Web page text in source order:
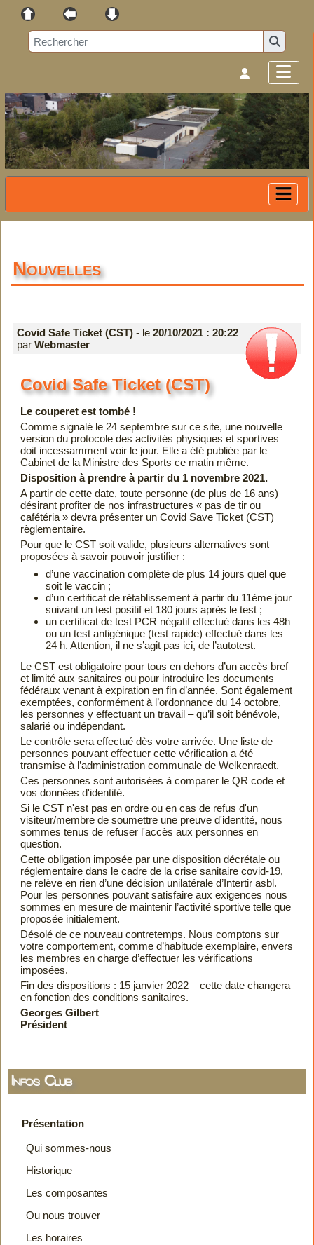
Infos Club
Présentation
Qui sommes-nous
Historique
Les composantes
Ou nous trouver
Les horaires
Nouvelles
Covid Safe Ticket (CST) - le 20/10/2021 : 20:22
par Webmaster
Covid Safe Ticket (CST)
Le couperet est tombé !
Comme signalé le 24 septembre sur ce site, une nouvelle
version du protocole des activités physiques et sportives
doit incessamment voir le jour. Elle a été publiée par le
Cabinet de la Ministre des Sports ce matin même.
Disposition à prendre à partir du 1 novembre 2021.
A partir de cette date, toute personne (de plus de 16 ans)
désirant profiter de nos infrastructures « pas de tir ou
cafétéria » devra présenter un Covid Save Ticket (CST)
règlementaire.
Pour que le CST soit valide, plusieurs alternatives sont
proposées à savoir pouvoir justifier :
d’une vaccination complète de plus 14 jours quel que
soit le vaccin ;
d’un certificat de rétablissement à partir du 11ème jour
suivant un test positif et 180 jours après le test ;
un certificat de test PCR négatif effectué dans les 48h
ou un test antigénique (test rapide) effectué dans les
24 h. Attention, il ne s’agit pas ici, de l’autotest.
Le CST est obligatoire pour tous en dehors d’un accès bref
et limité aux sanitaires ou pour introduire les documents
fédéraux venant à expiration en fin d’année. Sont également
exemptées, conformément à l’ordonnance du 14 octobre,
les personnes y effectuant un travail – qu’il soit bénévole,
salarié ou indépendant.
Le contrôle sera effectué dès votre arrivée. Une liste de
personnes pouvant effectuer cette vérification a été
transmise à l’administration communale de Welkenraedt.
Ces personnes sont autorisées à comparer le QR code et
vos données d'identité.
Si le CST n'est pas en ordre ou en cas de refus d'un
visiteur/membre de soumettre une preuve d'identité, nous
sommes tenus de refuser l'accès aux personnes en
question.
Cette obligation imposée par une disposition décrétale ou
réglementaire dans le cadre de la crise sanitaire covid-19,
ne relève en rien d’une décision unilatérale d’Intertir asbl.
Pour les personnes pouvant satisfaire aux exigences nous
sommes en mesure de maintenir l’activité sportive telle que
proposée initialement.
Désolé de ce nouveau contretemps. Nous comptons sur
votre comportement, comme d’habitude exemplaire, envers
les membres en charge d’effectuer les vérifications
imposées.
Fin des dispositions : 15 janvier 2022 – cette date changera
en fonction des conditions sanitaires.
Georges Gilbert
Président